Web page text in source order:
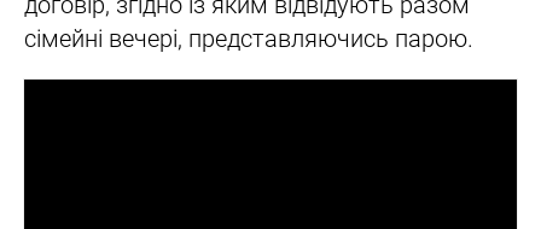
сімейні вечері, представляючись парою.